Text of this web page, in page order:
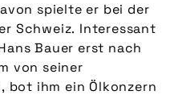
spielte er bei der
Schweiz. Interessant
Bauer erst nach
von seiner
bot ihm ein Ölkonzern